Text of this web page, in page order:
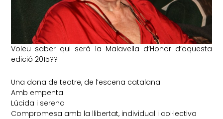
Voleu saber qui serà la Malavella d’Honor d’aquesta
edició 2015??
Una dona de teatre, de l’escena catalana
Amb empenta
Lúcida i serena
Compromesa amb la llibertat, individual i col·lectiva